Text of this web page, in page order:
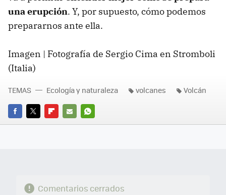
una erupción. Y, por supuesto, cómo podemos
prepararnos ante ella.
Imagen | Fotografía de Sergio Cima en Stromboli
(Italia)
FACEBOOK
TWITTERFLIPBOARD
E-
WHATSAPP
TEMAS Ecología y naturaleza volcanes Volcán
Comentarios cerrados